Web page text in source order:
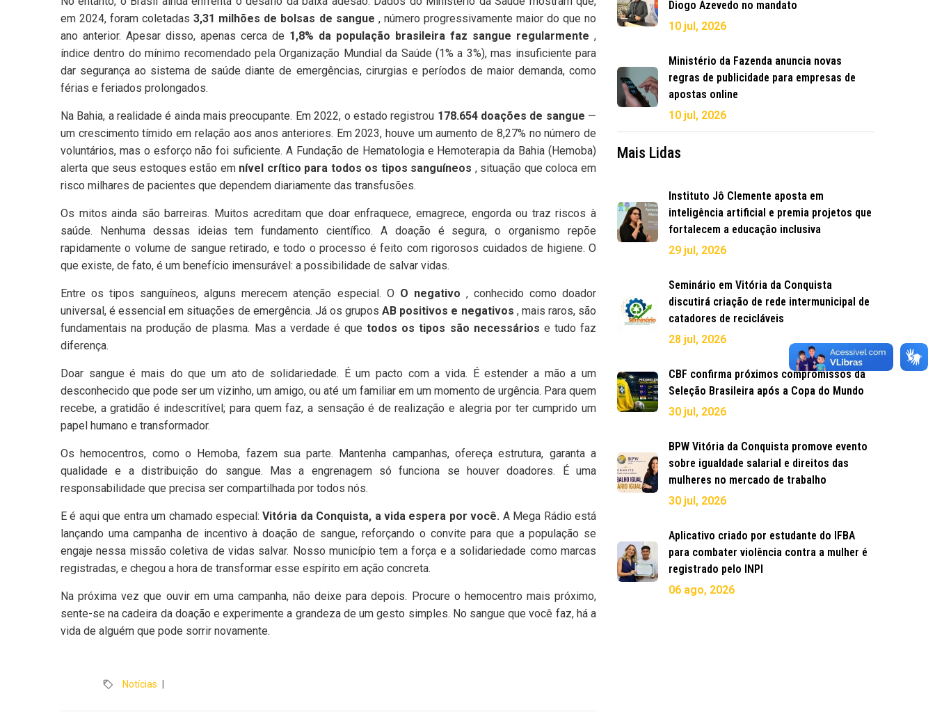
em 2024, foram coletadas3,31 milhões de bolsas de sangue , número progressivamente maior do que no
ano anterior. Apesar disso, apenas cerca de 1,8% da população brasileira faz sangue regularmente ,
índice dentro do mínimo recomendado pela Organização Mundial da Saúde (1% a 3%), mas insuficiente para
dar segurança ao sistema de saúde diante de emergências, cirurgias e períodos de maior demanda, como
férias e feriados prolongados.
Na Bahia, a realidade é ainda mais preocupante. Em 2022, o estado registrou 178.654 doações de sangue —
um crescimento tímido em relação aos anos anteriores. Em 2023, houve um aumento de 8,27% no número de
voluntários, mas o esforço não foi suficiente. A Fundação de Hematologia e Hemoterapia da Bahia (Hemoba)
alerta que seus estoques estão em nível crítico para todos os tipos sanguíneos , situação que coloca em
risco milhares de pacientes que dependem diariamente das transfusões.
Os mitos ainda são barreiras. Muitos acreditam que doar enfraquece, emagrece, engorda ou traz riscos à
saúde. Nenhuma dessas ideias tem fundamento científico. A doação é segura, o organismo repõe
rapidamente o volume de sangue retirado, e todo o processo é feito com rigorosos cuidados de higiene. O
que existe, de fato, é um benefício imensurável: a possibilidade de salvar vidas.
Entre os tipos sanguíneos, alguns merecem atenção especial. O O negativo , conhecido como doador
universal, é essencial em situações de emergência. Já os gruposAB positivos e negativos , mais raros, são
fundamentais na produção de plasma. Mas a verdade é quetodos os tipos são necessários e tudo faz
diferença.
Doar sangue é mais do que um ato de solidariedade. É um pacto com a vida. É estender a mão a um
desconhecido que pode ser um vizinho, um amigo, ou até um familiar em um momento de urgência. Para quem
recebe, a gratidão é indescritível; para quem faz, a sensação é de realização e alegria por ter cumprido um
papel humano e transformador.
Os hemocentros, como o Hemoba, fazem sua parte. Mantenha campanhas, ofereça estrutura, garanta a
qualidade e a distribuição do sangue. Mas a engrenagem só funciona se houver doadores. É uma
responsabilidade que precisa ser compartilhada por todos nós.
E é aqui que entra um chamado especial:Vitória da Conquista, a vida espera por você. A Mega Rádio está
lançando uma campanha de incentivo à doação de sangue, reforçando o convite para que a população se
engaje nessa missão coletiva de vidas salvar. Nosso município tem a força e a solidariedade como marcas
registradas, e chegou a hora de transformar esse espírito em ação concreta.
Na próxima vez que ouvir em uma campanha, não deixe para depois. Procure o hemocentro mais próximo,
sente-se na cadeira da doação e experimente a grandeza de um gesto simples. No sangue que você faz, há a
vida de alguém que pode sorrir novamente.
Notícias |
Diogo Azevedo no mandato
10 jul, 2026
Ministério da Fazenda anuncia novas
regras de publicidade para empresas de
apostas online
10 jul, 2026
Mais Lidas
Instituto Jô Clemente aposta em
inteligência artificial e premia projetos que
fortalecem a educação inclusiva
29 jul, 2026
Seminário em Vitória da Conquista
discutirá criação de rede intermunicipal de
catadores de recicláveis
28 jul, 2026
CBF confirma próximos compromissos da
Seleção Brasileira após a Copa do Mundo
30 jul, 2026
BPW Vitória da Conquista promove evento
sobre igualdade salarial e direitos das
mulheres no mercado de trabalho
30 jul, 2026
Aplicativo criado por estudante do IFBA
para combater violência contra a mulher é
registrado pelo INPI
06 ago, 2026